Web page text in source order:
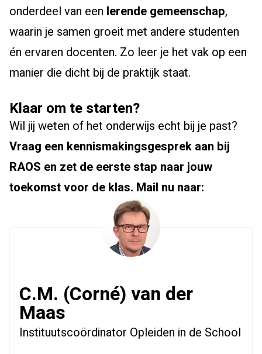
onderdeel van een lerende gemeenschap,
waarin je samen groeit met andere studenten
én ervaren docenten. Zo leer je het vak op een
manier die dicht bij de praktijk staat.
Klaar om te starten?
Wil jij weten of het onderwijs echt bij je past?
Vraag een kennismakingsgesprek aan bij
RAOS en zet de eerste stap naar jouw
toekomst voor de klas. Mail nu naar:
C.M. (Corné) van der
Maas
Instituutscoördinator Opleiden in de School